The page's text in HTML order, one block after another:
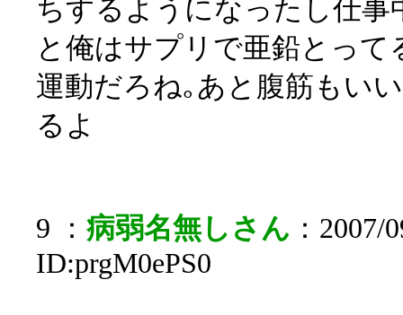
ちするようになったし仕
と俺はサプリで亜鉛とっ
運動だろね｡あと腹筋もい
るよ
9 ： 病弱名無しさん ：2007/
ID:prgM0ePS0